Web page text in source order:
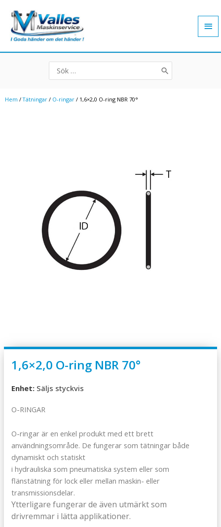
innehåll
Search
for:
Hem /Tätningar / O-ringar / 1,6×2,0 O-ring NBR 70°
1,6×2,0 O-ring NBR 70°
Enhet: Säljs styckvis
O-RINGAR
O-ringar är en enkel produkt med ett brett
användningsområde. De fungerar som tätningar både
dynamiskt och statiskt
i hydrauliska som pneumatiska system eller som
flänstätning för lock eller mellan maskin- eller
transmissionsdelar.
Ytterligare fungerar de även utmärkt som
drivremmar i lätta applikationer.